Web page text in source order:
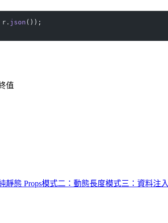
r. json ());
值
靜態 Props模式二：動態長度模式三：資料注入